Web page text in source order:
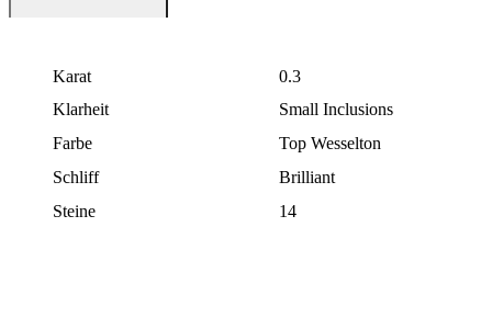
Karat
0.3
Klarheit
Small Inclusions
Farbe
Top Wesselton
Schliff
Brilliant
Steine
14